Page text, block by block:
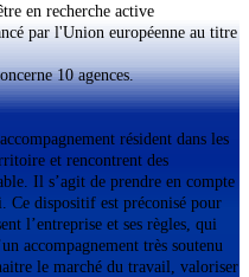
en recherche active
par l'Union européenne au titre
10 agences.
résident dans les
et rencontrent des
Il s’agit de prendre en compte
Ce dispositif est préconisé pour
l’entreprise et ses règles, qui
accompagnement très soutenu
le marché du travail, valoriser